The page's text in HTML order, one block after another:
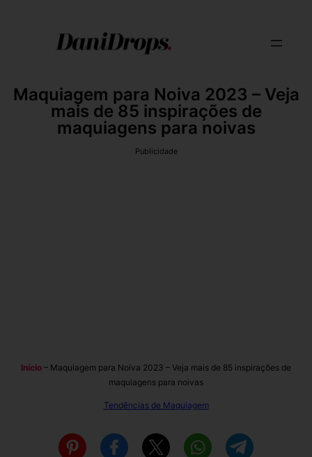
Maquiagem para Noiva 2023 – Veja
mais de 85 inspirações de
maquiagens para noivas
Publicidade
Início – Maquiagem para Noiva 2023 – Veja mais de 85 inspirações de
maquiagens para noivas
Tendências de Maquiagem